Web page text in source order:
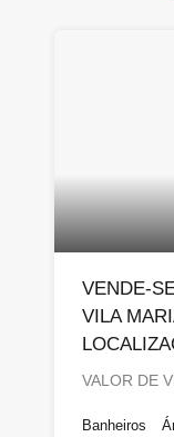
VENDE-
VILA
VALOR DE
Banheiros